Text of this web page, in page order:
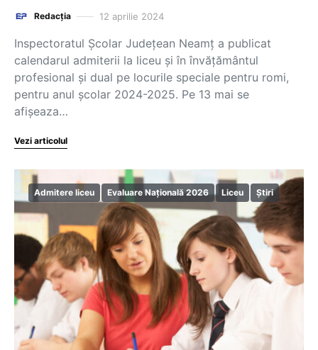
Redacția 12 aprilie 2024
Inspectoratul Şcolar Județean Neamț a publicat
calendarul admiterii la liceu și în învățământul
profesional și dual pe locurile speciale pentru romi,
pentru anul școlar 2024-2025. Pe 13 mai se
afişeaza…
Vezi articolul
Admitere liceu Evaluare Națională 2026 Liceu Știri